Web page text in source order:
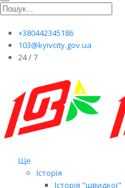
+380442345186
103@kyivcity.gov.ua
24 / 7
Ще
Історія
Історія "швидкої"